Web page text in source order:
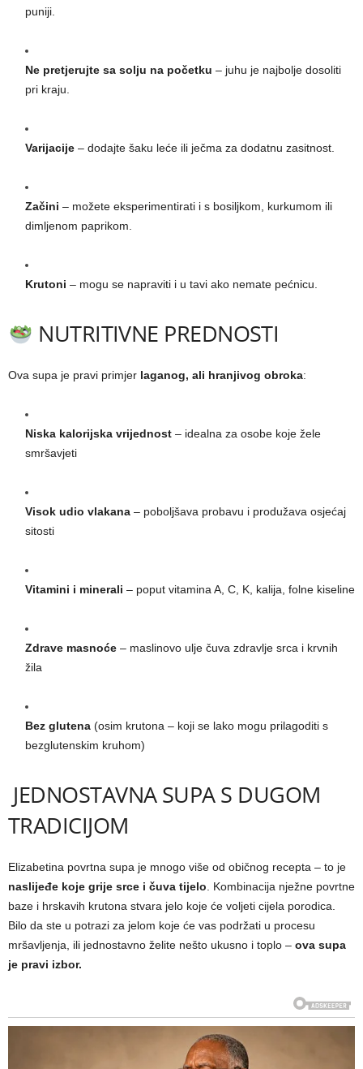
puniji.
Ne pretjerujte sa solju na početku – juhu je najbolje dosoliti
pri kraju.
Varijacije – dodajte šaku leće ili ječma za dodatnu zasitnost.
Začini – možete eksperimentirati i s bosiljkom, kurkumom ili
dimljenom paprikom.
Krutoni – mogu se napraviti i u tavi ako nemate pećnicu.
NUTRITIVNE PREDNOSTI
Ova supa je pravi primjer laganog, ali hranjivog obroka:
Niska kalorijska vrijednost – idealna za osobe koje žele
smršavjeti
Visok udio vlakana – poboljšava probavu i produžava osjećaj
sitosti
Vitamini i minerali – poput vitamina A, C, K, kalija, folne kiseline
Zdrave masnoće – maslinovo ulje čuva zdravlje srca i krvnih
žila
Bez glutena (osim krutona – koji se lako mogu prilagoditi s
bezglutenskim kruhom)
JEDNOSTAVNA SUPA S DUGOM
TRADICIJOM
Elizabetina povrtna supa je mnogo više od običnog recepta – to je
naslijeđe koje grije srce i čuva tijelo . Kombinacija nježne povrtne
baze i hrskavih krutona stvara jelo koje će voljeti cijela porodica.
Bilo da ste u potrazi za jelom koje će vas podržati u procesu
mršavljenja, ili jednostavno želite nešto ukusno i toplo – ova supa
je pravi izbor.